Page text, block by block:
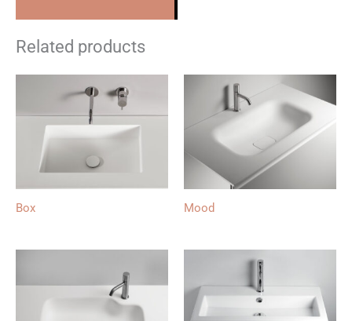
Related products
Box Mood